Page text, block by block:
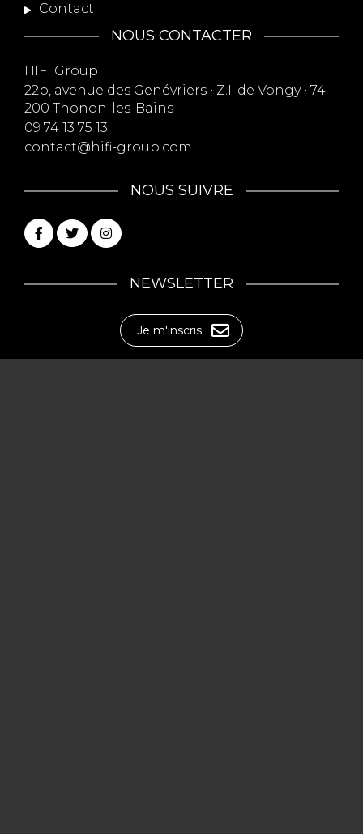
Contact
NOUS CONTACTER
HIFI Group
22b, avenue des Genévriers • Z.I. de Vongy • 74
200 Thonon-les-Bains
09 74 13 75 13
contact@hifi-group.com
NOUS SUIVRE
NEWSLETTER
Je m'inscris